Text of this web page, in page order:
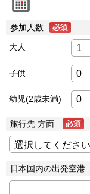
参加人数
大人
子供
幼児(2歳未満)
旅行先 方面
日本国内の出発空港